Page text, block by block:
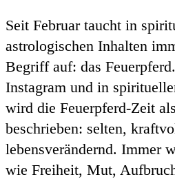
Seit Februar taucht in
astrologischen Inhalten
Begriff auf: das
Instagram und in
wird die Feuerpferd-Zeit
beschrieben: selten,
lebensverändernd. Immer
wie Freiheit, Mut,